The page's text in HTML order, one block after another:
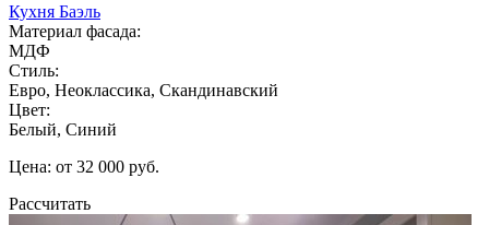
Кухня Баэль
Материал фасада:
МДФ
Стиль:
Евро, Неоклассика, Скандинавский
Цвет:
Белый, Синий
Цена: от 32 000 руб.
Рассчитать